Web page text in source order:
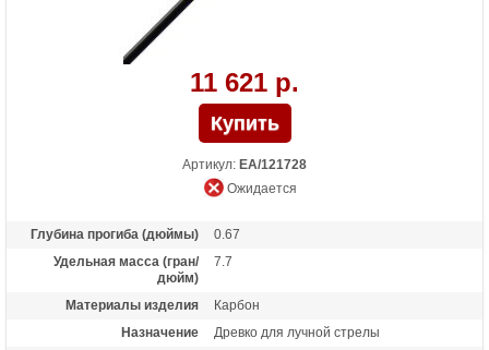
11 621 р.
Артикул: EA/121728
Ожидается
Глубина прогиба (дюймы)
0.67
Удельная масса (гран/
дюйм)
7.7
Материалы изделия
Карбон
Назначение
Древко для лучной стрелы